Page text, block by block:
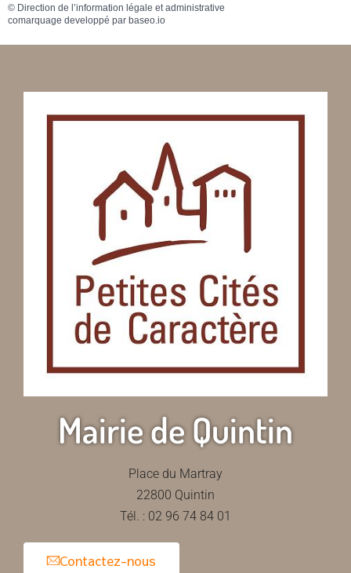
© Direction de l’information légale et administrative
comarquage developpé par baseo.io
Mairie de Quintin
Place du Martray
22800 Quintin
Tél. : 02 96 74 84 01
Contactez-nous